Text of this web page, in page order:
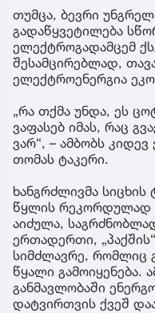
თუმცა, ბევრი
გადაწყვეტილება
ელექტროგადამცემ
შესამცირებლად,
ელექტროენერგია
„რა თქმა უნდა, ეს
ვაფასებ იმას, რაც
ვარ“, – ამბობს
თომას ტაკერი.
ხანგრძლივმა
წყლის რეკორდულად
აიძულა,
ერთადერთი,
სიმძლავრე, რომლიც
წყალი გამოიყენება.
განმავლობაში
დატვირთვის ქვეშ